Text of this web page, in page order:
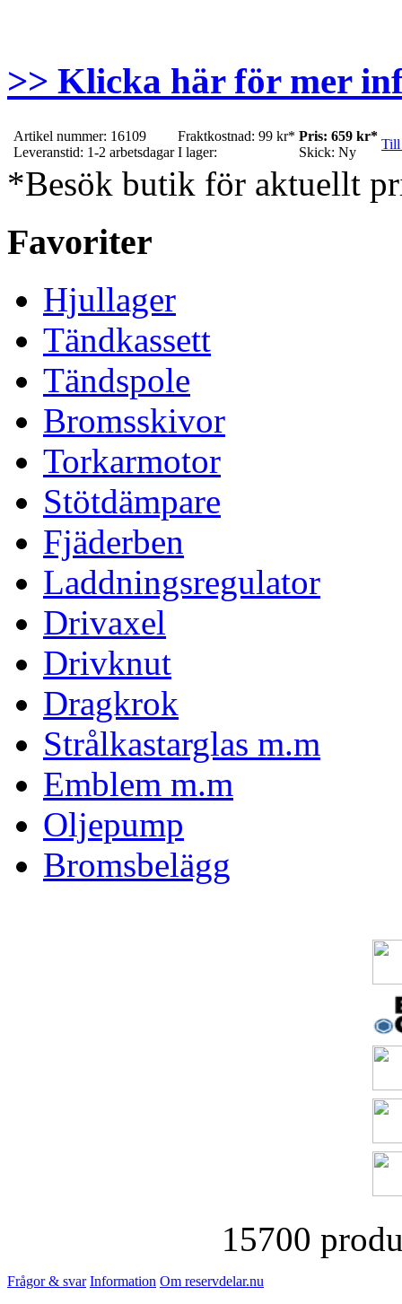
>> Klicka här för mer
Artikel nummer: 16109
Leveranstid: 1-2 arbetsdagar
Fraktkostnad: 99 kr*
I lager:
Pris: 659 kr*
Skick: Ny
Till
*Besök butik för aktuellt
Favoriter
Hjullager
Tändkassett
Tändspole
Bromsskivor
Torkarmotor
Stötdämpare
Fjäderben
Laddningsregulator
Drivaxel
Drivknut
Dragkrok
Strålkastarglas m.m
Emblem m.m
Oljepump
Bromsbelägg
15700
Frågor & svar Information Om reservdelar.nu